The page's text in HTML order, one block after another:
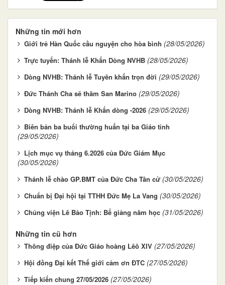
Những tin mới hơn
Giới trẻ Hàn Quốc cầu nguyện cho hòa bình (28/05/2026)
Trực tuyến: Thánh lễ Khấn Dòng NVHB (28/05/2026)
Dòng NVHB: Thánh lễ Tuyên khấn trọn đời (29/05/2026)
Đức Thánh Cha sẽ thăm San Marino (29/05/2026)
Dòng NVHB: Thánh lễ Khấn dòng -2026 (29/05/2026)
Biên bản ba buổi thường huấn tại ba Giáo tỉnh
(29/05/2026)
Lịch mục vụ tháng 6.2026 của Đức Giám Mục
(30/05/2026)
Thánh lễ chào GP.BMT của Đức Cha Tân cử (30/05/2026)
Chuẩn bị Đại hội tại TTHH Đức Mẹ La Vang (30/05/2026)
Chủng viện Lê Bảo Tịnh: Bế giảng năm học (31/05/2026)
Những tin cũ hơn
Thông điệp của Đức Giáo hoàng Lêô XIV (27/05/2026)
Hội đồng Đại kết Thế giới cảm ơn ĐTC (27/05/2026)
Tiếp kiến chung 27/05/2026 (27/05/2026)